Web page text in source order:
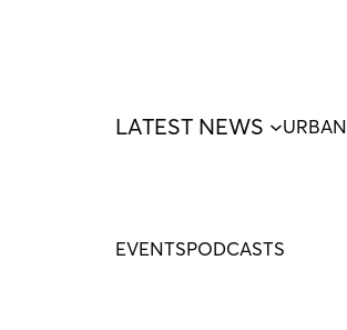
LATEST NEWS URBAN
EVENTSPODCASTS